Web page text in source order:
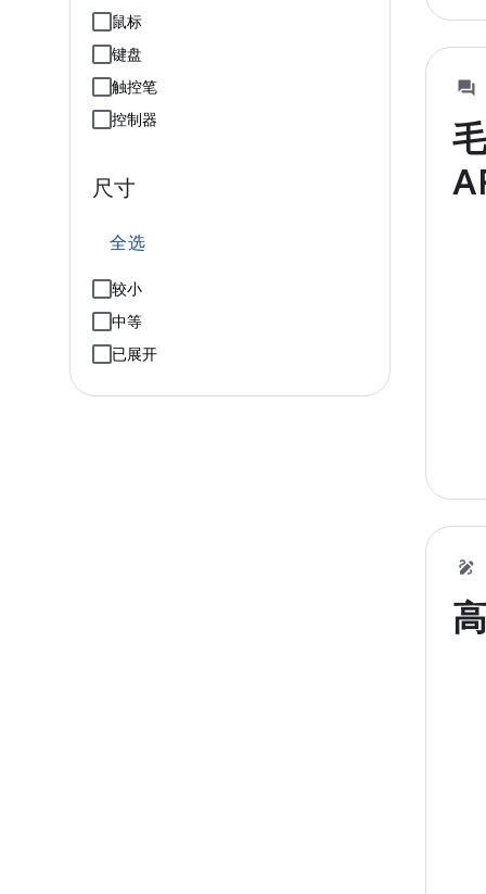
鼠标
键盘
触控笔
控制器
尺寸
全选
较小
中等
已展开